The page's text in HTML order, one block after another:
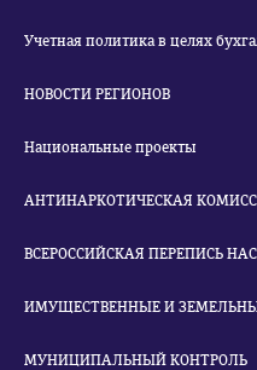
Учетная политика в целях
НОВОСТИ РЕГИОНОВ
Национальные проекты
АНТИНАРКОТИЧЕСКАЯ
ВСЕРОССИЙСКАЯ ПЕРЕПИСЬ
ИМУЩЕСТВЕННЫЕ И
МУНИЦИПАЛЬНЫЙ КОНТРОЛЬ